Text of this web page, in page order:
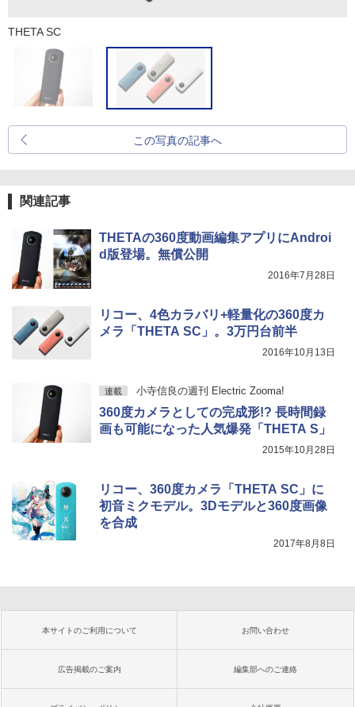
THETA SC
この写真の記事へ
関連記事
THETAの360度動画編集アプリにAndroi
d版登場。無償公開
2016年7月28日
リコー、4色カラバリ+軽量化の360度カ
メラ「THETA SC」。3万円台前半
2016年10月13日
連載 小寺信良の週刊 Electric Zooma!
360度カメラとしての完成形!? 長時間録
画も可能になった人気爆発「THETA S」
2015年10月28日
リコー、360度カメラ「THETA SC」に
初音ミクモデル。3Dモデルと360度画像
を合成
2017年8月8日
本サイトのご利用について お問い合わせ
広告掲載のご案内 編集部へのご連絡